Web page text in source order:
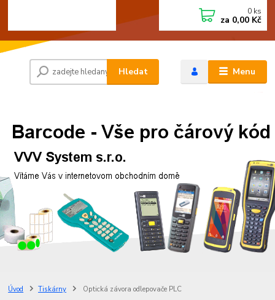
Menu
Hledat
0 ks
za 0,00 Kč
Úvod Tiskárny Optická závora odlepovače PLC